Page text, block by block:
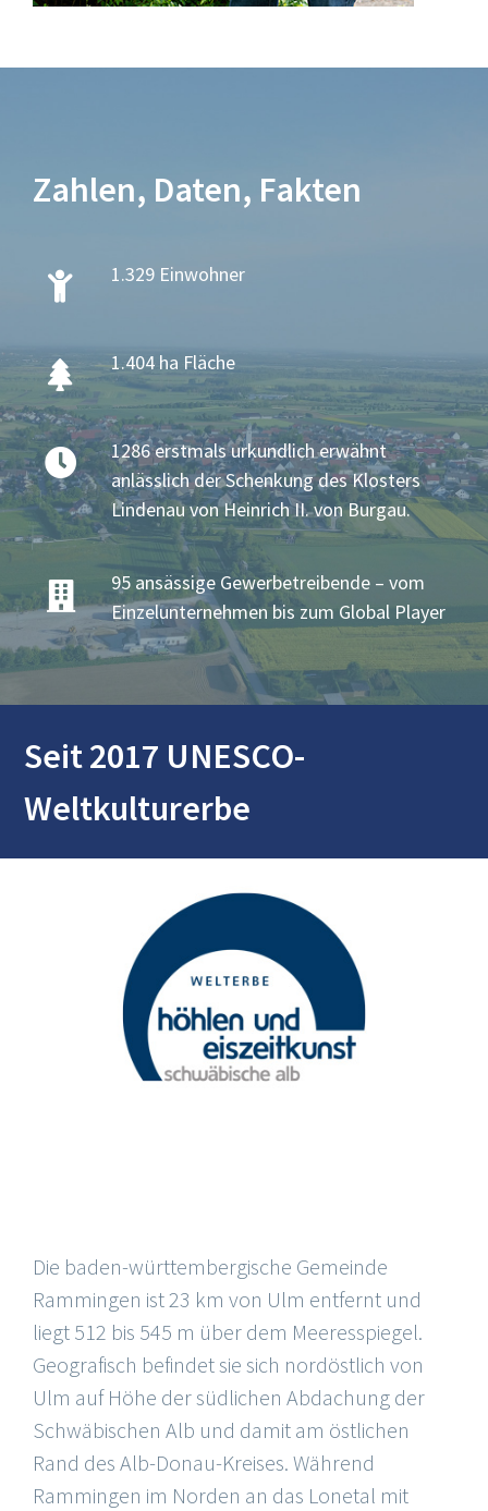
Zahlen, Daten, Fakten
1.329 Einwohner
1.404 ha Fläche
1286 erstmals urkundlich erwähnt
anlässlich der Schenkung des Klosters
Lindenau von Heinrich II. von Burgau.
95 ansässige Gewerbetreibende – vom
Einzelunternehmen bis zum Global Player
Seit 2017 UNESCO-
Weltkulturerbe
Die baden-württembergische Gemeinde
Rammingen ist 23 km von Ulm entfernt und
liegt 512 bis 545 m über dem Meeresspiegel.
Geografisch befindet sie sich nordöstlich von
Ulm auf Höhe der südlichen Abdachung der
Schwäbischen Alb und damit am östlichen
Rand des Alb-Donau-Kreises. Während
Rammingen im Norden an das Lonetal mit